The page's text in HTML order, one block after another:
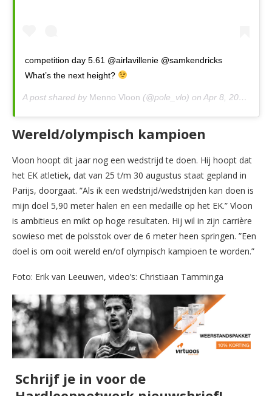
competition day 5.61 @airlavillenie @samkendricks
What’s the next height?
A post shared by Menno Vloon (@pole_vlo) on Apr 8, 2020 at 5:09am PDT
Wereld/olympisch kampioen
Vloon hoopt dit jaar nog een wedstrijd te doen. Hij hoopt dat
het EK atletiek, dat van 25 t/m 30 augustus staat gepland in
Parijs, doorgaat. ”Als ik een wedstrijd/wedstrijden kan doen is
mijn doel 5,90 meter halen en een medaille op het EK.” Vloon
is ambitieus en mikt op hoge resultaten. Hij wil in zijn carrière
sowieso met de polsstok over de 6 meter heen springen. ”Een
doel is om ooit wereld en/of olympisch kampioen te worden.”
Foto: Erik van Leeuwen, video’s: Christiaan Tamminga
Schrijf je in voor de